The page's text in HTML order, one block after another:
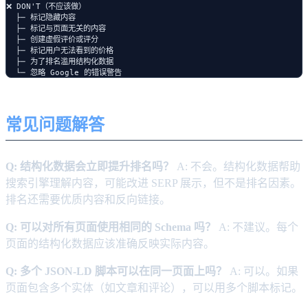
❌ DON'T（不应该做）
  ├─ 标记隐藏内容
  ├─ 标记与页面无关的内容
  ├─ 创建虚假评价或评分
  ├─ 标记用户无法看到的价格
  ├─ 为了排名滥用结构化数据
常见问题解答
Q: 结构化数据会立即提升排名吗？
A: 不会。结构化数据帮助
搜索引擎理解内容，可能改进 SERP 展示，但不是排名因素。
排名还需要优质内容和反向链接。
Q: 可以对所有页面使用相同的 Schema 吗？
A: 不建议。每个
页面的结构化数据应该准确反映实际内容。
Q: 多个 JSON-LD 脚本可以在同一页面上吗？
A: 可以。如果
页面包含多个实体（如文章和评论），可以用多个脚本标记。